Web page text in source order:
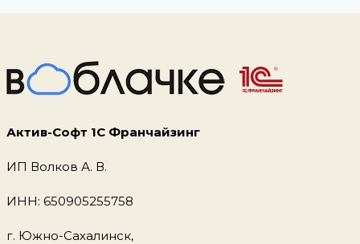
Актив-Софт 1С Франчайзинг
ИП Волков А. В.
ИНН: 650905255758
г. Южно-Сахалинск,